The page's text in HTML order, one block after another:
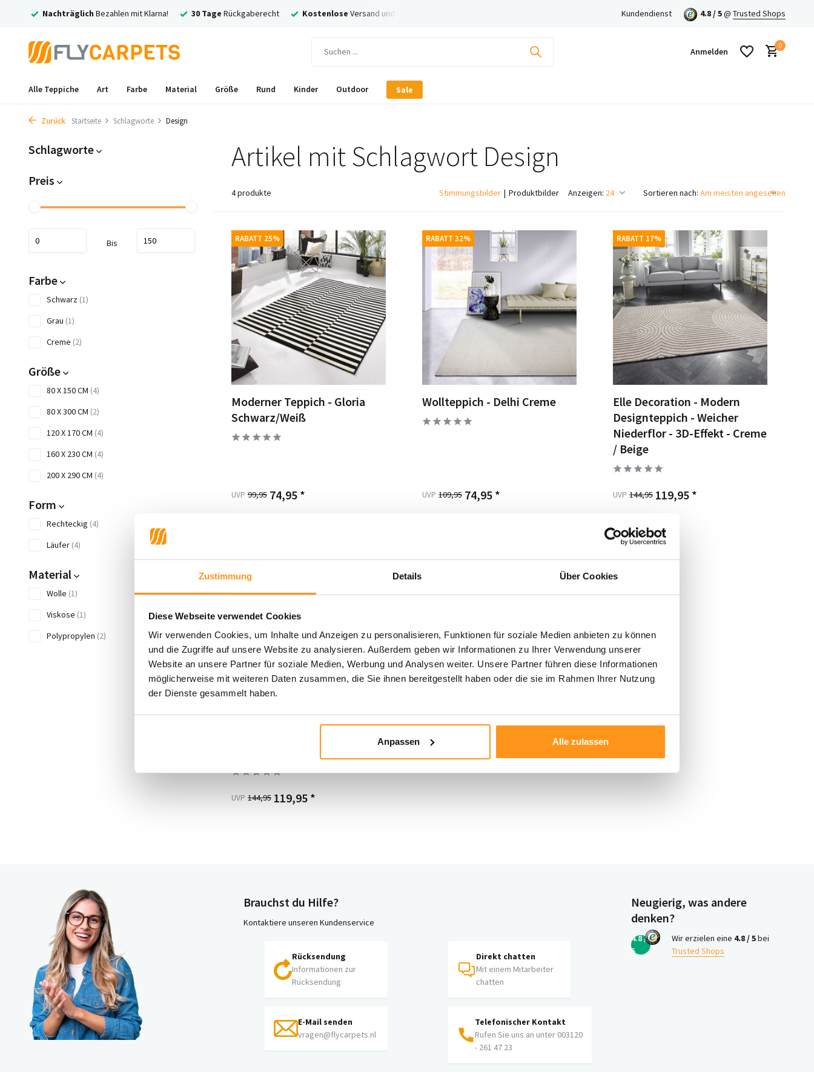
Zustimmung Details Über Cookies
Diese Webseite verwendet Cookies
Wir verwenden Cookies, um Inhalte und Anzeigen zu personalisieren, Funktionen für soziale Medien anbieten zu können
und die Zugriffe auf unsere Website zu analysieren. Außerdem geben wir Informationen zu Ihrer Verwendung unserer
Website an unsere Partner für soziale Medien, Werbung und Analysen weiter. Unsere Partner führen diese Informationen
möglicherweise mit weiteren Daten zusammen, die Sie ihnen bereitgestellt haben oder die sie im Rahmen Ihrer Nutzung
der Dienste gesammelt haben.
Anpassen Alle zulassen
Nachträglich Bezahlen mit Klarna! 30 Tage Rückgaberecht Kostenlose Versand und Rückversand Kundendienst 4.8 / 5@ Trusted Shops
Anmelden
0
Alle Teppiche Art Farbe Material Größe Rund Kinder Outdoor Sale
Zurück Startseite Schlagworte Design
Schlagworte
Preis
Bis
Farbe
Schwarz (1)
Grau (1)
Creme (2)
Größe
80 X 150 CM (4)
80 X 300 CM (2)
120 X 170 CM (4)
160 X 230 CM (4)
200 X 290 CM (4)
Form
Rechteckig (4)
Läufer (4)
Material
Wolle (1)
Viskose (1)
Polypropylen (2)
Artikel mit Schlagwort Design
4 produkte Stimmungsbilder Produktbilder Anzeigen: Sortieren nach:
RABATT 25%
Moderner Teppich - Gloria
Schwarz/Weiß
UVP 99,95 74,95 *
RABATT 32%
Wollteppich - Delhi Creme
UVP 109,95 74,95 *
RABATT 17%
Elle Decoration - Modern
Designteppich - Weicher
Niederflor - 3D-Effekt - Creme
/ Beige
UVP 144,95 119,95 *
RABATT 17%
Elle Decoration - Modern
UVP 144,95 119,95 *
Brauchst du Hilfe?
Kontaktiere unseren Kundenservice
Rücksendung
Informationen zur
Rücksendung
Direkt chatten
Mit einem Mitarbeiter
chatten
E-Mail senden
vragen@flycarpets.nl
Telefonischer Kontakt
Rufen Sie uns an unter 003120
- 261 47 23
Neugierig, was andere
denken?
4.8 /
5
Wir erzielen eine 4.8 / 5bei
Trusted Shops